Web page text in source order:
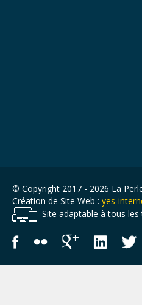
© Copyright 2017 - 2026 La
Création de Site Web : yes-
Site adaptable à tous les